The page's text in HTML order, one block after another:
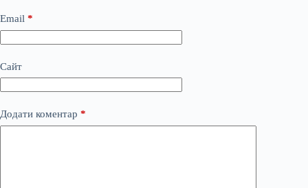
Email *
Сайт
Додати коментар *